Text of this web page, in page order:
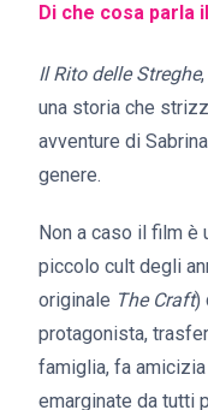
Di che cosa parla
Il Rito delle Streghe
una storia che
avventure di
genere.
Non a caso il film è
piccolo cult degli
originale The Craft)
protagonista,
famiglia, fa
emarginate da tutti